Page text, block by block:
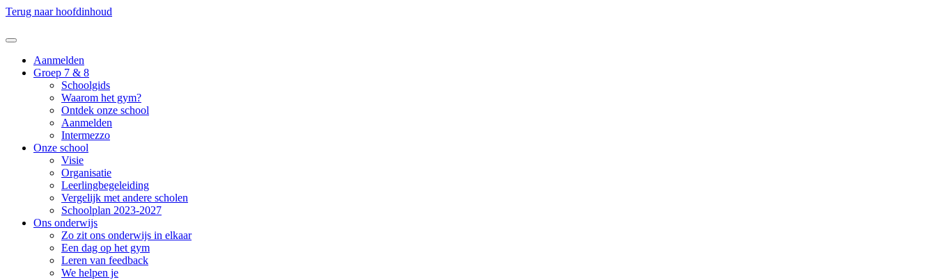
Terug naar hoofdinhoud
Aanmelden
Groep 7 & 8
Schoolgids
Waarom het gym?
Ontdek onze school
Aanmelden
Intermezzo
Onze school
Visie
Organisatie
Leerlingbegeleiding
Vergelijk met andere scholen
Schoolplan 2023-2027
Ons onderwijs
Zo zit ons onderwijs in elkaar
Een dag op het gym
Leren van feedback
We helpen je